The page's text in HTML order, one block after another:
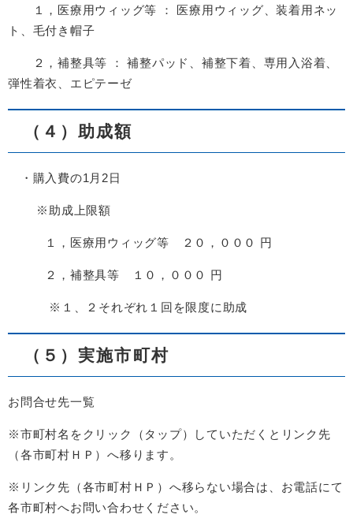
１，医療用ウィッグ等 ： 医療用ウィッグ、装着用ネッ
ト、毛付き帽子
２，補整具等 ： 補整パッド、補整下着、専用入浴着、
弾性着衣、エピテーゼ
（４）助成額
・購入費の1月2日
※助成上限額
１，医療用ウィッグ等 ２０，０００ 円
２，補整具等 １０，０００ 円
※１、２それぞれ１回を限度に助成
（５）実施市町村
​お問合せ先一覧
※市町村名をクリック（タップ）していただくとリンク先
（各市町村ＨＰ）へ移ります。
※リンク先 （各市町村ＨＰ）へ移らない場合は、お電話にて
各市町村へお問い合わせください。